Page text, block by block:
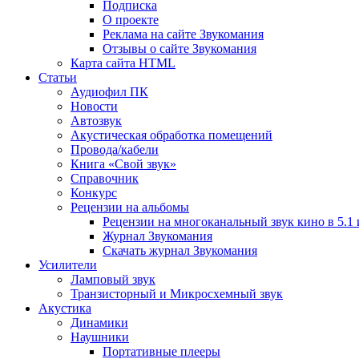
Подписка
О проекте
Реклама на сайте Звукомания
Отзывы о сайте Звукомания
Карта сайта HTML
Статьи
Аудиофил ПК
Новости
Автозвук
Акустическая обработка помещений
Провода/кабели
Книга «Свой звук»
Справочник
Конкурс
Рецензии на альбомы
Рецензии на многоканальный звук кино в 5.1
Журнал Звукомания
Скачать журнал Звукомания
Усилители
Ламповый звук
Транзисторный и Микросхемный звук
Акустика
Динамики
Наушники
Портативные плееры